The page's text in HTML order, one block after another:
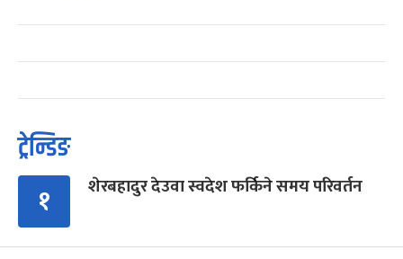
ट्रेन्डिङ
१ शेरबहादुर देउवा स्वदेश फर्किने समय परिवर्तन